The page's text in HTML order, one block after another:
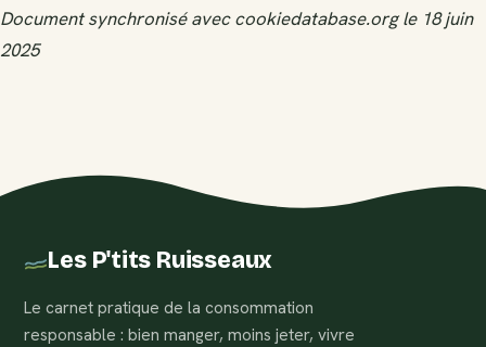
Document synchronisé avec cookiedatabase.org le 18 juin
2025
Les P'tits Ruisseaux
Le carnet pratique de la consommation
responsable : bien manger, moins jeter, vivre